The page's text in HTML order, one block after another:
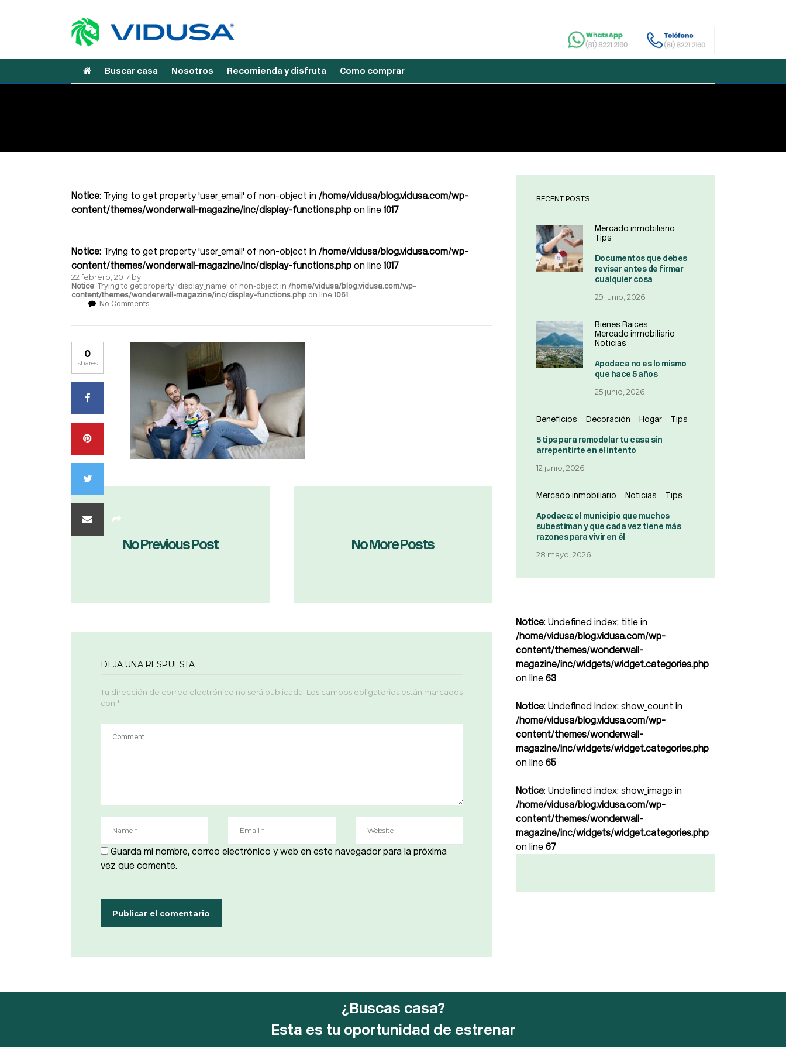
Buscar casa Nosotros Recomienda y disfruta Como comprar
Notice: Trying to get property 'user_email' of non-object in /home/vidusa/blog.vidusa.com/wp-
content/themes/wonderwall-magazine/inc/display-functions.php on line 1017
Notice: Trying to get property 'user_email' of non-object in /home/vidusa/blog.vidusa.com/wp-
content/themes/wonderwall-magazine/inc/display-functions.php on line 1017
22 febrero, 2017 by
Notice: Trying to get property 'display_name' of non-object in /home/vidusa/blog.vidusa.com/wp-
content/themes/wonderwall-magazine/inc/display-functions.php on line 1061
No Comments
0
shares
No Previous Post No More Posts
DEJA UNA RESPUESTA
Tu dirección de correo electrónico no será publicada. Los campos obligatorios están marcados
con *
Guarda mi nombre, correo electrónico y web en este navegador para la próxima
vez que comente.
RECENT POSTS
Mercado inmobiliario
Tips
Documentos que debes
revisar antes de firmar
cualquier cosa
29 junio, 2026
Bienes Raices
Mercado inmobiliario
Noticias
Apodaca no es lo mismo
que hace 5 años
25 junio, 2026
Beneficios Decoración Hogar Tips
5 tips para remodelar tu casa sin
arrepentirte en el intento
12 junio, 2026
Mercado inmobiliario Noticias Tips
Apodaca: el municipio que muchos
subestiman y que cada vez tiene más
razones para vivir en él
28 mayo, 2026
Notice: Undefined index: title in
/home/vidusa/blog.vidusa.com/wp-
content/themes/wonderwall-
magazine/inc/widgets/widget.categories.php
on line 63
Notice: Undefined index: show_count in
/home/vidusa/blog.vidusa.com/wp-
content/themes/wonderwall-
magazine/inc/widgets/widget.categories.php
on line 65
Notice: Undefined index: show_image in
/home/vidusa/blog.vidusa.com/wp-
content/themes/wonderwall-
magazine/inc/widgets/widget.categories.php
on line 67
¿Buscas casa?
Esta es tu oportunidad de estrenar